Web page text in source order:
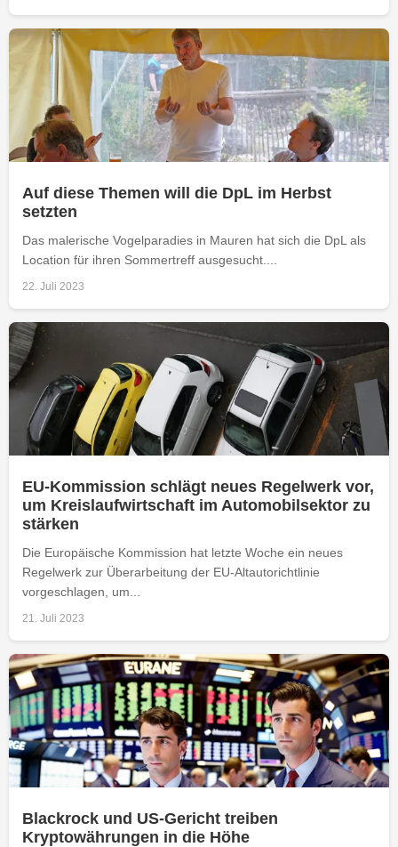
Auf diese Themen will die DpL im Herbst
setzten
Das malerische Vogelparadies in Mauren hat sich die DpL als
Location für ihren Sommertreff ausgesucht....
22. Juli 2023
EU-Kommission schlägt neues Regelwerk vor,
um Kreislaufwirtschaft im Automobilsektor zu
stärken
Die Europäische Kommission hat letzte Woche ein neues
Regelwerk zur Überarbeitung der EU-Altautorichtlinie
vorgeschlagen, um...
21. Juli 2023
Blackrock und US-Gericht treiben
Kryptowährungen in die Höhe